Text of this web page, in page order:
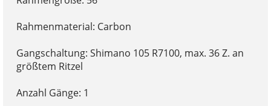
Rahmenmaterial: Carbon
Gangschaltung: Shimano 105 R7100, max. 36 Z. an
größtem Ritzel
Anzahl Gänge: 1